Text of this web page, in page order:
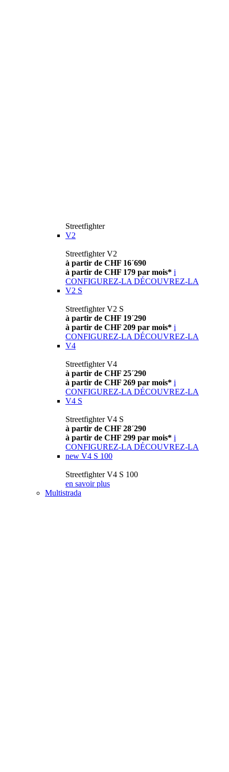
Streetfighter
V2
Streetfighter V2
à partir de CHF 16´690
à partir de CHF 179 par mois* i
CONFIGUREZ-LA DÉCOUVREZ-LA
V2 S
Streetfighter V2 S
à partir de CHF 19´290
à partir de CHF 209 par mois* i
CONFIGUREZ-LA DÉCOUVREZ-LA
V4
Streetfighter V4
à partir de CHF 25´290
à partir de CHF 269 par mois* i
CONFIGUREZ-LA DÉCOUVREZ-LA
V4 S
Streetfighter V4 S
à partir de CHF 28´290
à partir de CHF 299 par mois* i
CONFIGUREZ-LA DÉCOUVREZ-LA
new V4 S 100
Streetfighter V4 S 100
en savoir plus
Multistrada